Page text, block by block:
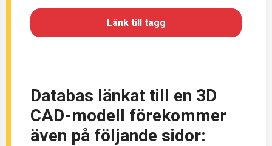
Länk till tagg
Databas länkat till en 3D
CAD-modell förekommer
även på följande sidor: